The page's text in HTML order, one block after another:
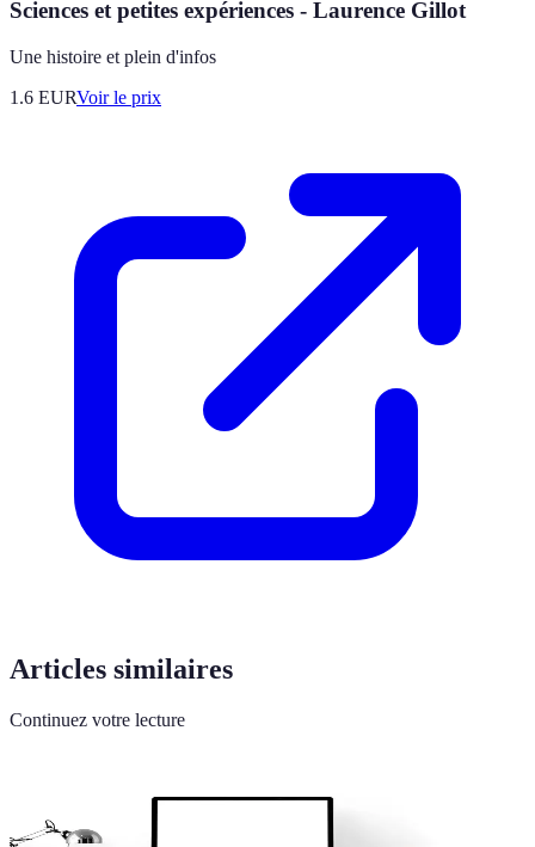
Sciences et petites expériences - Laurence Gillot
Une histoire et plein d'infos
1.6 EURVoir le prix
Articles similaires
Continuez votre lecture